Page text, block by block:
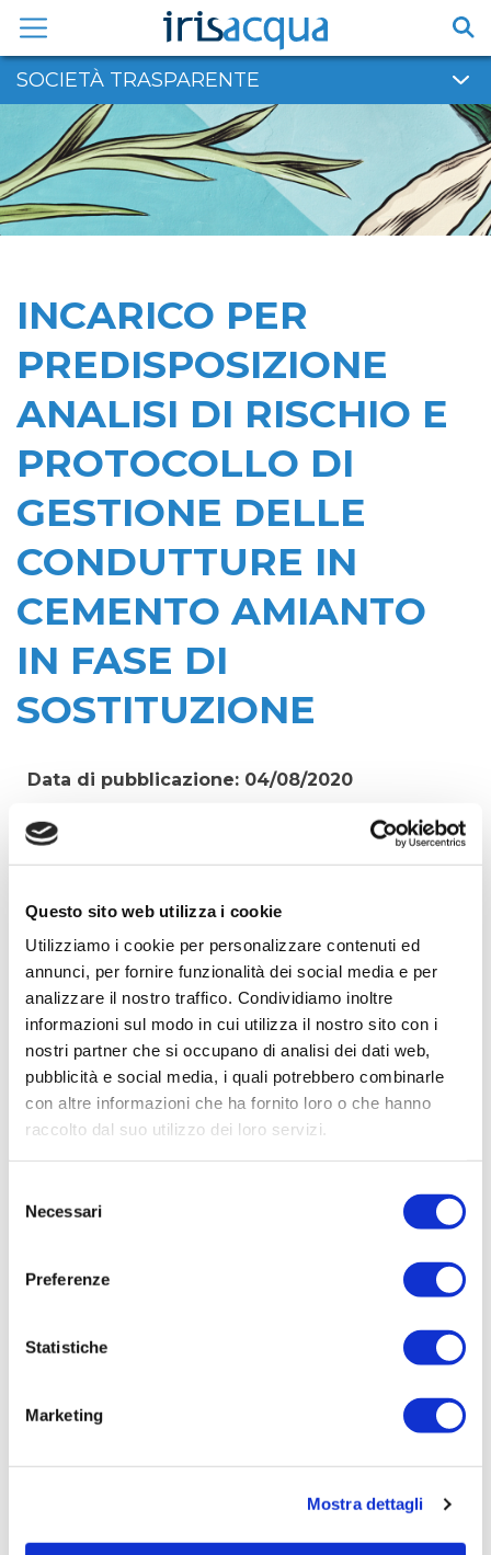
Questo sito web utilizza i cookie
Utilizziamo i cookie per personalizzare contenuti ed
annunci, per fornire funzionalità dei social media e per
analizzare il nostro traffico. Condividiamo inoltre
informazioni sul modo in cui utilizza il nostro sito con i
nostri partner che si occupano di analisi dei dati web,
pubblicità e social media, i quali potrebbero combinarle
con altre informazioni che ha fornito loro o che hanno
raccolto dal suo utilizzo dei loro servizi.
delNecessari
Preferenze
Statistiche
Marketing
Mostra dettagli
contenuto
SOCIETÀ TRASPARENTE
INCARICO PER
PREDISPOSIZIONE
ANALISI DI RISCHIO E
PROTOCOLLO DI
GESTIONE DELLE
CONDUTTURE IN
CEMENTO AMIANTO
IN FASE DI
SOSTITUZIONE
Data di pubblicazione: 04/08/2020
CIG:
ZC527D9B9C
'Irisacqua srl P.I./C.F. 01070220312. - Ufficio
Oggetto:
INCARICO PER PREDISPOSIZIONE ANALISI DI
RISCHIO E PROTOCOLLO DI GESTIONE DELLE
CONDUTTURE IN CEMENTO AMIANTO IN FASE
DI SOSTITUZIONE
Elenco operatori invitati:
Affidamento ai sensi del Regolamento Generale
Aggiudicatario Nome:
Tempi di completamento: